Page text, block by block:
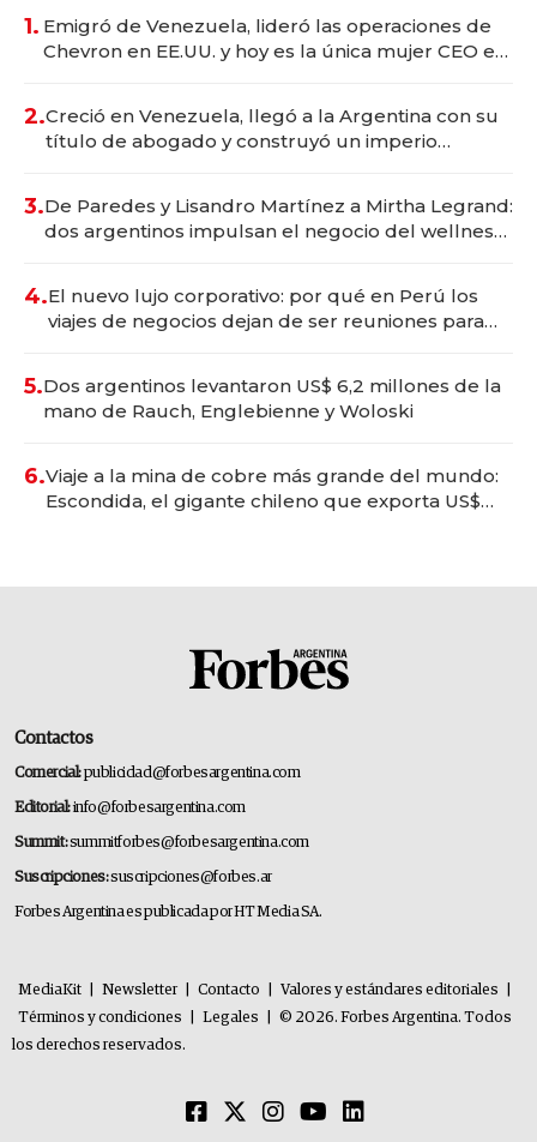
1. Emigró de Venezuela, lideró las operaciones de
Chevron en EE.UU. y hoy es la única mujer CEO en
2.Creció en Venezuela, llegó a la Argentina con su
título de abogado y construyó un imperio
3.De Paredes y Lisandro Martínez a Mirtha Legrand:
dos argentinos impulsan el negocio del wellness
4.El nuevo lujo corporativo: por qué en Perú los
viajes de negocios dejan de ser reuniones para
5.Dos argentinos levantaron US$ 6,2 millones de la
mano de Rauch, Englebienne y Woloski
6.Viaje a la mina de cobre más grande del mundo:
Escondida, el gigante chileno que exporta US$
Contactos
Comercial:publicidad@forbesargentina.com
Editorial:info@forbesargentina.com
Summit:summitforbes@forbesargentina.com
Suscripciones:suscripciones@forbes.ar
Forbes Argentina es publicada por HT Media SA.
MediaKit Newsletter Contacto Valores y estándares editoriales
Términos y condiciones
Legales
© 2026. Forbes Argentina. Todos
los derechos reservados.